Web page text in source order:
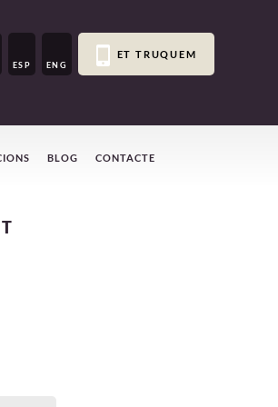
ESP ENG
ET TRUQUEM
BLOG CONTACTE